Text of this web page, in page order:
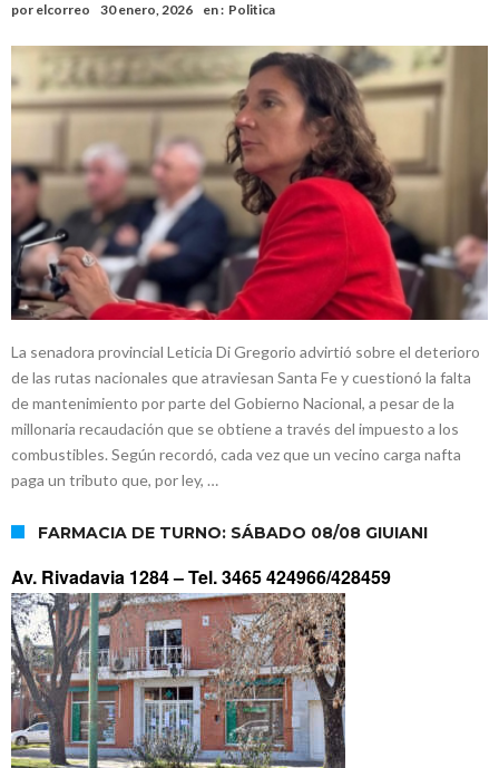
por elcorreo 30 enero, 2026 en : Politica
La senadora provincial Leticia Di Gregorio advirtió sobre el deterioro
de las rutas nacionales que atraviesan Santa Fe y cuestionó la falta
de mantenimiento por parte del Gobierno Nacional, a pesar de la
millonaria recaudación que se obtiene a través del impuesto a los
combustibles. Según recordó, cada vez que un vecino carga nafta
paga un tributo que, por ley, …
FARMACIA DE TURNO: SÁBADO 08/08 GIUIANI
Av. Rivadavia 1284 –Tel. 3465 424966/428459